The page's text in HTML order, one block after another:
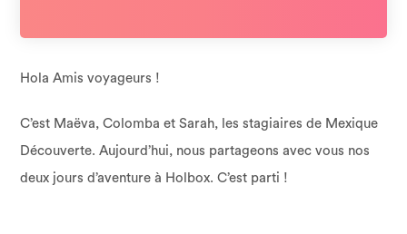
Hola Amis voyageurs !
C’est Maëva, Colomba et Sarah, les stagiaires de Mexique
Découverte. Aujourd’hui, nous partageons avec vous nos
deux jours d’aventure à Holbox. C’est parti !